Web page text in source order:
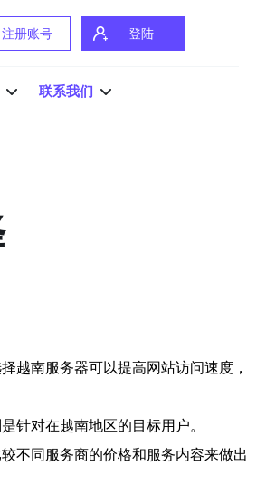
注册账号 登陆
联系我们
越南服务器可以提高网站访问速度，
针对在越南地区的目标用户。
不同服务商的价格和服务内容来做出